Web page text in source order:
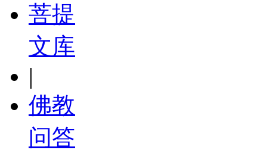
菩提
文库
|
佛教
问答